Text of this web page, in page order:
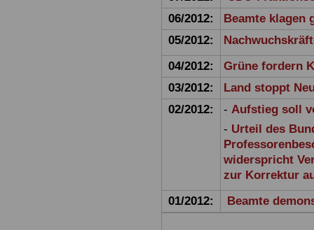
06/2012:
Beamte klagen
05/2012:
04/2012:
Grüne fordern
03/2012:
Land stoppt
02/2012:
- Aufstieg soll
- Urteil des
widerspricht
zur Korrektur
01/2012:
Beamte